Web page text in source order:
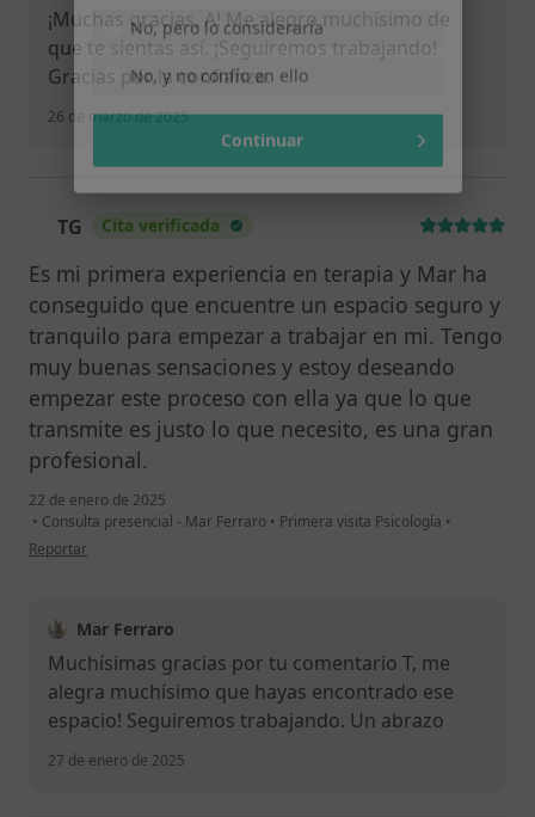
¡Muchas gracias, A! Me alegro muchísimo de
que te sientas así. ¡Seguiremos trabajando!
Gracias por la confianza.
26 de marzo de 2025
TG Cita verificada
Es mi primera experiencia en terapia y Mar ha
conseguido que encuentre un espacio seguro y
tranquilo para empezar a trabajar en mi. Tengo
muy buenas sensaciones y estoy deseando
empezar este proceso con ella ya que lo que
transmite es justo lo que necesito, es una gran
profesional.
22 de enero de 2025
• Consulta presencial - Mar Ferraro • Primera visita Psicología •
en opinión del usuario TG
Reportar
Mar Ferraro
Muchísimas gracias por tu comentario T, me
alegra muchísimo que hayas encontrado ese
espacio! Seguiremos trabajando. Un abrazo
27 de enero de 2025
Sí, una vez
No, pero lo consideraría
No, y no confío en ello
Continuar